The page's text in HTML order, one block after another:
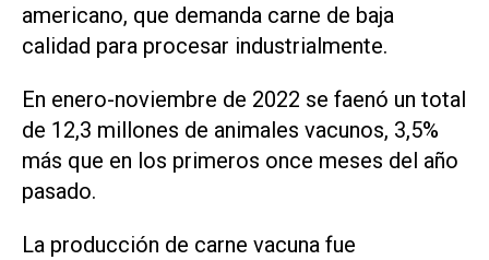
americano, que demanda carne de baja
calidad para procesar industrialmente.
En enero-noviembre de 2022 se faenó un total
de 12,3 millones de animales vacunos, 3,5%
más que en los primeros once meses del año
pasado.
La producción de carne vacuna fue